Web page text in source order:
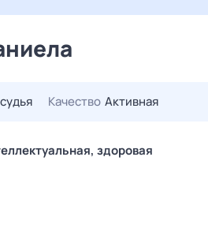
Качество Активная
здоровая